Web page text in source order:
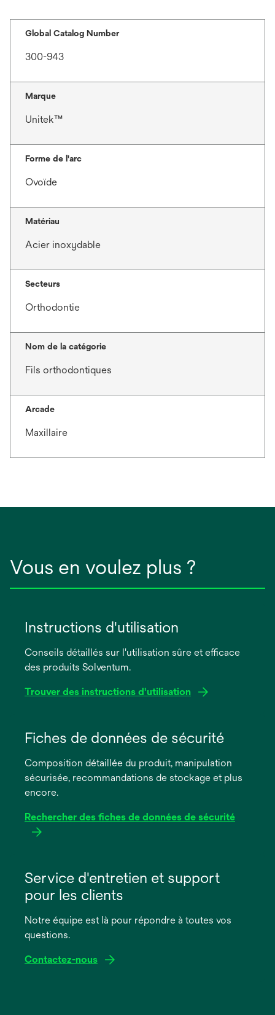
Global Catalog Number
300-943
Marque
Unitek™
Forme de l'arc
Ovoïde
Matériau
Acier inoxydable
Secteurs
Orthodontie
Nom de la catégorie
Fils orthodontiques
Arcade
Maxillaire
Vous en voulez plus ?
Instructions d'utilisation
Conseils détaillés sur l'utilisation sûre et efficace
des produits Solventum.
Trouver des instructions d'utilisation
dans
nouvel
onglet
Fiches de données de sécurité
Composition détaillée du produit, manipulation
sécurisée, recommandations de stockage et plus
encore.
Rechercher des fiches de données de sécurité
dans
nouvel
onglet
Service d'entretien et support
pour les clients
Notre équipe est là pour répondre à toutes vos
questions.
Contactez-nous